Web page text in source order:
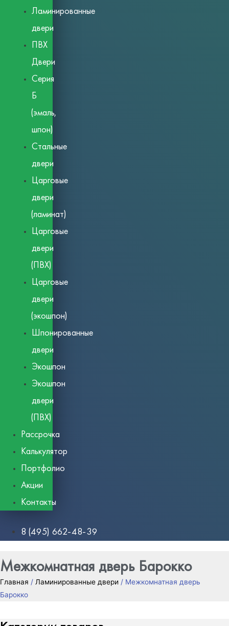
Ламинированные
двери
ПВХ
Двери
Серия
Б
(эмаль,
шпон)
Стальные
двери
Царговые
двери
(ламинат)
Царговые
двери
(ПВХ)
Царговые
двери
(экошпон)
Шпонированные
двери
Экошпон
Экошпон
двери
(ПВХ)
Рассрочка
Калькулятор
Портфолио
Акции
Контакты
8 (495) 662-48-39
Межкомнатная дверь Барокко
Главная / Ламинированные двери / Межкомнатная дверь
Барокко